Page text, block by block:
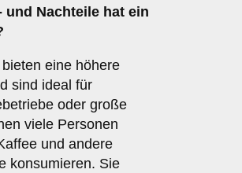
und Nachteile hat ein
eine höhere
sind ideal für
oder große
viele Personen
und andere
konsumieren. Sie